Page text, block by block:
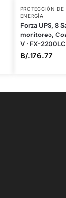
PROTECCIÓN DE
ENERGÍA
Forza UPS, 8
monitoreo,
V · FX-
B/.176.77